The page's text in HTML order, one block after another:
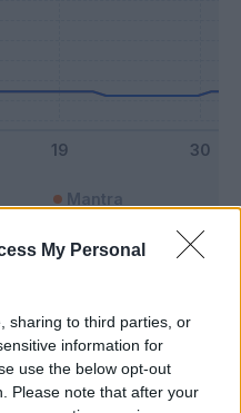
My Personal
sharing to third parties, or
information for
use the below opt-out
Please note that after your
Mantra
Titolare
Entrato 1 - 2%
Squalificato